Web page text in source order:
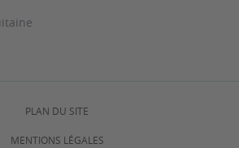
PLAN DU SITE
MENTIONS LÉGALES